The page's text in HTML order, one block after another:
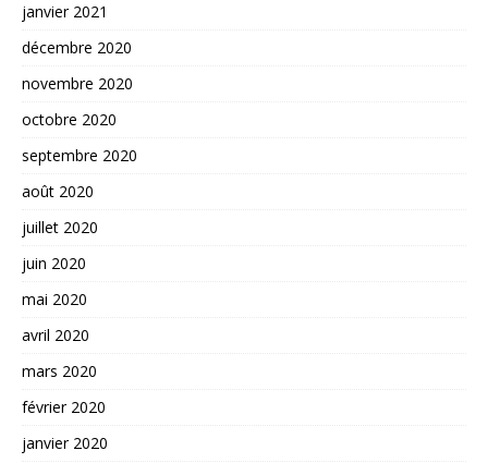
janvier 2021
décembre 2020
novembre 2020
octobre 2020
septembre 2020
août 2020
juillet 2020
juin 2020
mai 2020
avril 2020
mars 2020
février 2020
janvier 2020